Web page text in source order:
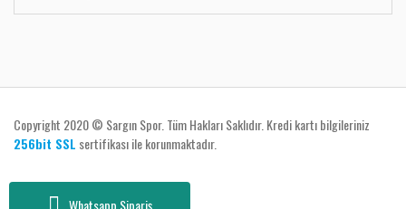
Whatsapp Sipariş
Copyright 2020 © Sargın Spor. Tüm Hakları Saklıdır. Kredi kartı bilgileriniz
256bit SSL sertifikası ile korunmaktadır.